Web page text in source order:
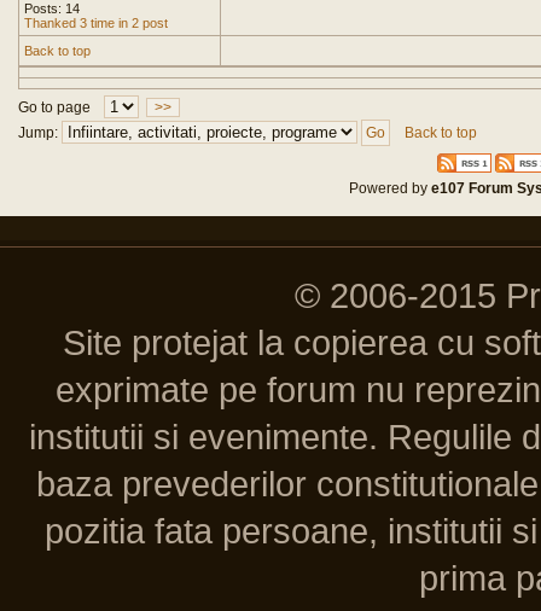
Posts: 14
Thanked 3 time in 2 post
Back to top
Go to page
>>
Jump:
Back to top
Powered bye107 Forum
© 2006-2015
Site protejat la copierea cu
exprimate pe forum nu
institutii si evenimente. Regulile
baza prevederilor
pozitia fata persoane, institutii
prima